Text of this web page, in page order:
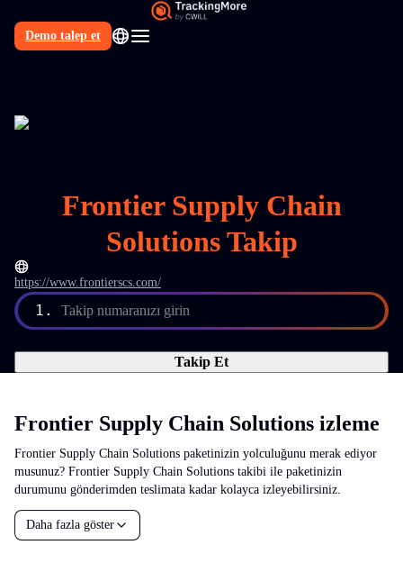
Demo talep et
Frontier Supply Chain
Solutions Takip
https://www.frontierscs.com/
1. Takip numaranızı girin
Takip Et
Frontier Supply Chain Solutions izleme
Frontier Supply Chain Solutions paketinizin yolculuğunu merak ediyor
musunuz? Frontier Supply Chain Solutions takibi ile paketinizin
durumunu gönderimden teslimata kadar kolayca izleyebilirsiniz.
Daha fazla göster